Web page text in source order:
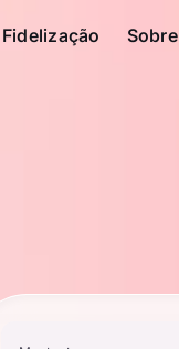
Fidelização Sobre